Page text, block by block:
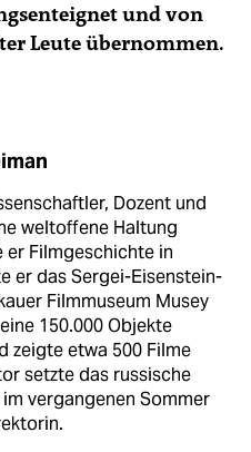
und von
Leute übernommen.
Dozent und
weltoffene Haltung
er Filmgeschichte in
er das Sergei-Eisenstein-
Filmmuseum Musey
150.000 Objekte
zeigte etwa 500 Filme
setzte das russische
vergangenen Sommer